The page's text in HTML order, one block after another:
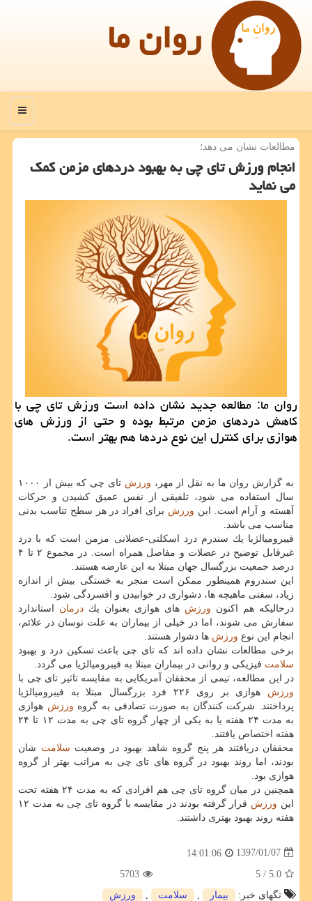
روان ما
منو
مطالعات نشان می دهد؛
انجام ورزش تای چی به بهبود دردهای مزمن كمك
می نماید
روان ما: مطالعه جدید نشان داده است ورزش تای چی با
كاهش دردهای مزمن مرتبط بوده و حتی از ورزش های
هوازی برای كنترل این نوع دردها هم بهتر است.
به گزارش روان ما به نقل از مهر، ورزش
تای چی كه بیش از ۱۰۰۰
سال استفاده می شود، تلفیقی از نفس عمیق كشیدن و حركات
آهسته و آرام است. این ورزش برای افراد در هر سطح تناسب بدنی
مناسب می باشد.
فیبرومیالژیا یك سندرم درد اسكلتی-عضلانی مزمن است كه با درد
غیرقابل توضیح در عضلات و مفاصل همراه است. در مجموع ۲ تا ۴
درصد جمعیت بزرگسال جهان مبتلا به این عارضه هستند.
این سندروم همینطور ممكن است منجر به خستگی بیش از اندازه
زیاد، سفتی ماهیچه ها، دشواری در خوابیدن و افسردگی شود.
درحالیكه هم اكنون ورزش های هوازی بعنوان یك درمان استاندارد
سفارش می شوند، اما در خیلی از بیماران به علت نوسان در علائم،
انجام این نوع ورزش ها دشوار هستند.
برخی مطالعات نشان داده اند كه تای چی باعث تسكین درد و بهبود
سلامت فیزیكی و روانی در بیماران مبتلا به فیبرومیالژیا می گردد.
در این مطالعه، تیمی از محققان آمریكایی به مقایسه تاثیر تای چی با
ورزش
هوازی بر روی ۲۲۶ فرد بزرگسال مبتلا به فیبرومیالژیا
پرداختند. شركت كنندگان به صورت تصادفی به گروه ورزش هوازی
به مدت ۲۴ هفته یا به یكی از چهار گروه تای چی به مدت ۱۲ تا ۲۴
هفته اختصاص یافتند.
محققان دریافتند هر پنج گروه شاهد بهبود در وضعیت سلامت شان
بودند، اما روند بهبود در گروه های تای چی به مراتب بهتر از گروه
هوازی بود.
همچنین در میان گروه تای چی هم افرادی كه به مدت ۲۴ هفته تحت
این ورزش
قرار گرفته بودند در مقایسه با گروه تای چی به مدت ۱۲
هفته روند بهبود بهتری داشتند.
1397/01/07
14:01:06
5.0
/ 5
5703
تگهای خبر:
بیمار سلامت ورزش